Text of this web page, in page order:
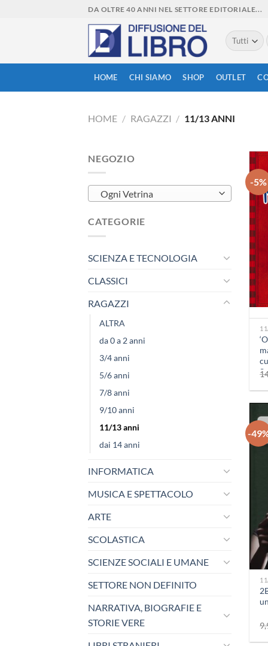
DA OLTRE 40 ANNI NEL SETTORE EDITORIALE...
HOME CHI SIAMO SHOP OUTLET
HOME / RAGAZZI / 11/13 ANNI
NEGOZIO
Ogni Vetrina
CATEGORIE
SCIENZA E TECNOLOGIA
CLASSICI
RAGAZZI
ALTRA
da 0 a 2 anni
3/4 anni
5/6 anni
7/8 anni
9/10 anni
11/13 anni
dai 14 anni
INFORMATICA
MUSICA E SPETTACOLO
ARTE
SCOLASTICA
SCIENZE SOCIALI E UMANE
SETTORE NON DEFINITO
NARRATIVA, BIOGRAFIE E
STORIE VERE
-5%
+
-
+